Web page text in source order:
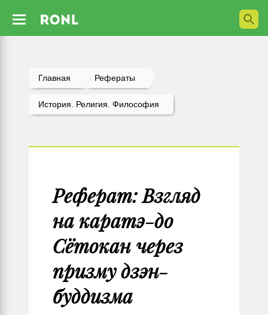
Главная Рефераты
История. Религия. Философия
Реферат: Взгляд
на каратэ-до
Сётокан через
призму дзэн-
буддизма